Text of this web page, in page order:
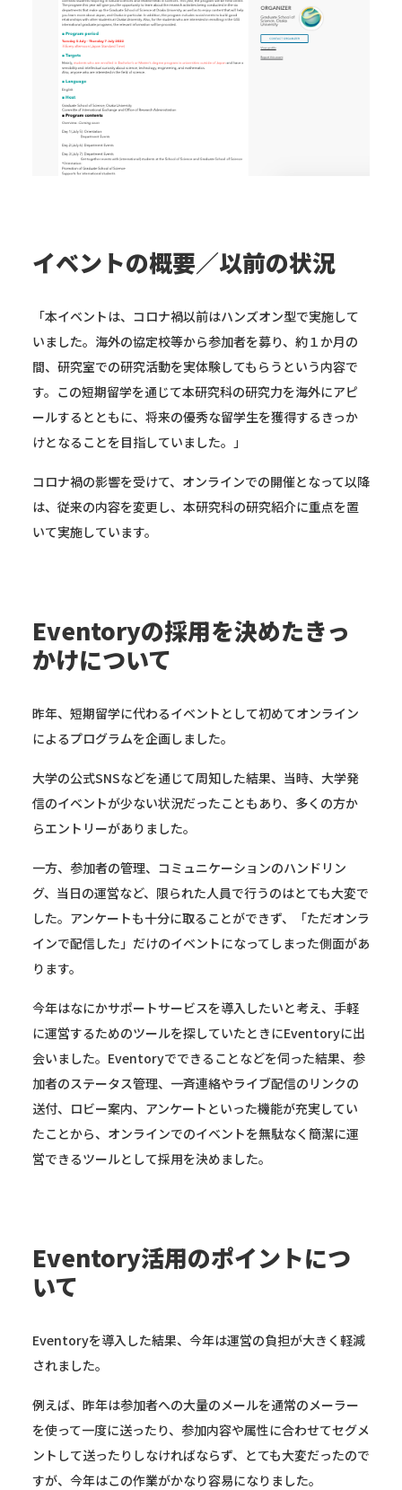
イベントの概要／以前の状況
「本イベントは、コロナ禍以前はハンズオン型で実施して
いました。海外の協定校等から参加者を募り、約１か月の
間、研究室での研究活動を実体験してもらうという内容で
す。この短期留学を通じて本研究科の研究力を海外にアピ
ールするとともに、将来の優秀な留学生を獲得するきっか
けとなることを目指していました。」
コロナ禍の影響を受けて、オンラインでの開催となって以降
は、従来の内容を変更し、本研究科の研究紹介に重点を置
いて実施しています。
Eventoryの採用を決めたきっ
かけについて
昨年、短期留学に代わるイベントとして初めてオンライン
によるプログラムを企画しました。
大学の公式SNSなどを通じて周知した結果、当時、大学発
信のイベントが少ない状況だったこともあり、多くの方か
らエントリーがありました。
一方、参加者の管理、コミュニケーションのハンドリン
グ、当日の運営など、限られた人員で行うのはとても大変で
した。アンケートも十分に取ることができず、「ただオンラ
インで配信した」だけのイベントになってしまった側面があ
ります。
今年はなにかサポートサービスを導入したいと考え、手軽
に運営するためのツールを探していたときにEventoryに出
会いました。Eventoryでできることなどを伺った結果、参
加者のステータス管理、一斉連絡やライブ配信のリンクの
送付、ロビー案内、アンケートといった機能が充実してい
たことから、オンラインでのイベントを無駄なく簡潔に運
営できるツールとして採用を決めました。
Eventory活用のポイントにつ
いて
Eventoryを導入した結果、今年は運営の負担が大きく軽減
されました。
例えば、昨年は参加者への大量のメールを通常のメーラー
を使って一度に送ったり、参加内容や属性に合わせてセグメ
ントして送ったりしなければならず、とても大変だったので
すが、今年はこの作業がかなり容易になりました。